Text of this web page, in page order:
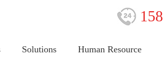
Solutions Human Resource